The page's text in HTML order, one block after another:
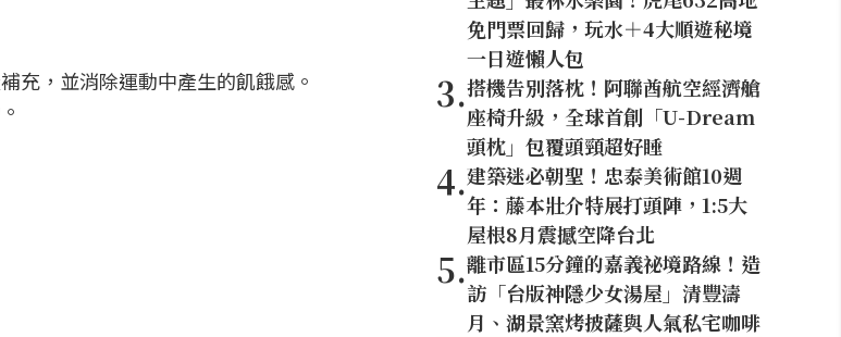
充，並消除運動中產生的飢餓感。
免門票回歸，玩水＋4大順遊秘境
一日遊懶人包
3.搭機告別落枕！阿聯酋航空經濟艙
座椅升級，全球首創「U-Dream
頭枕」包覆頭頸超好睡
4.建築迷必朝聖！忠泰美術館10週
年：藤本壯介特展打頭陣，1:5大
屋根8月震撼空降台北
5.離市區15分鐘的嘉義祕境路線！造
訪「台版神隱少女湯屋」清豐濤
月、湖景窯烤披薩與人氣私宅咖啡